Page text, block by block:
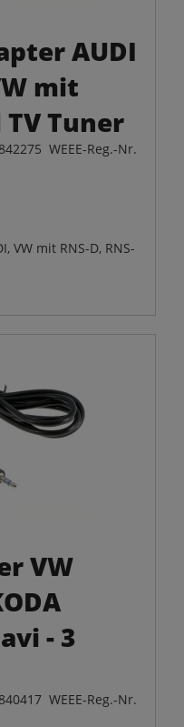
AUDI
mit
TV Tuner
WEEE-Reg.-Nr.
VW mit RNS-D, RNS-
VW
- 3
WEEE-Reg.-Nr.